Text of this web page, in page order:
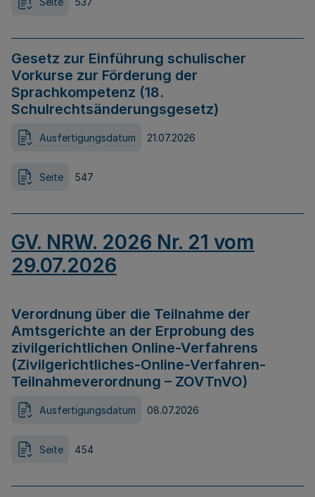
Gesetz zur Einführung schulischer
Vorkurse zur Förderung der
Sprachkompetenz (18.
Schulrechtsänderungsgesetz)
Ausfertigungsdatum 21.07.2026
Seite 547
GV. NRW. 2026 Nr. 21 vom
29.07.2026
Verordnung über die Teilnahme der
Amtsgerichte an der Erprobung des
zivilgerichtlichen Online-Verfahrens
(Zivilgerichtliches-Online-Verfahren-
Teilnahmeverordnung – ZOVTnVO)
Ausfertigungsdatum 08.07.2026
Seite 454